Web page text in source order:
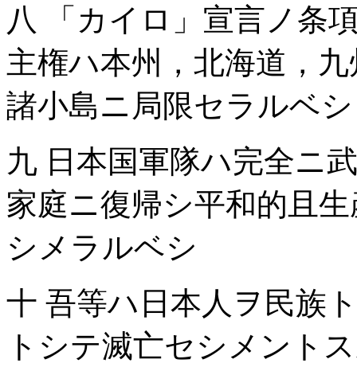
八 「カイロ」宣言ノ条
主権ハ本州，北海道，
諸小島ニ局限セラルベシ
九 日本国軍隊ハ完全ニ
家庭ニ復帰シ平和的且
シメラルベシ
十 吾等ハ日本人ヲ民族
トシテ滅亡セシメント